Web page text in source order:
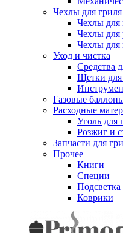
Чехлы для гриля
Чехлы для
Чехлы для
Чехлы для
Уход и чистка
Средства
Щетки для
Газовые
Расходные
Уголь для
Розжиг и
Запчасти для
Прочее
Книги
Специи
Подсветка
Коврики